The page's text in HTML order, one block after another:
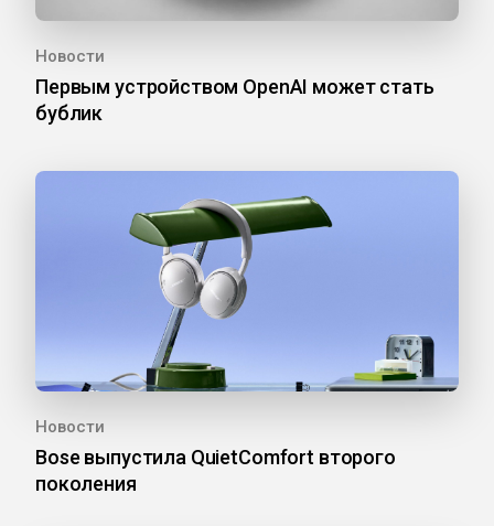
Новости
Первым устройством OpenAI может стать
бублик
Новости
Bose выпустила QuietComfort второго
поколения